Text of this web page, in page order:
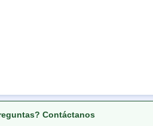
Contáctanos